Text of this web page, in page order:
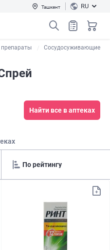
Ташкент RU
Сосудосуживающие
Найти все в аптеках